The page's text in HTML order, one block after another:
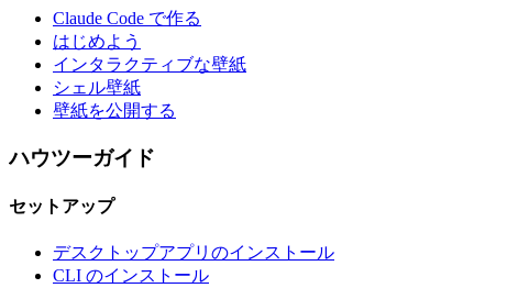
Claude Code で作る
はじめよう
インタラクティブな壁紙
シェル壁紙
壁紙を公開する
ハウツーガイド
セットアップ
デスクトップアプリのインストール
CLI のインストール